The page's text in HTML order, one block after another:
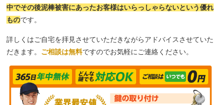
中でその後泥棒被害にあったお客様はいらっしゃらないという優れ
ものです。
詳しくはご自宅を拝見させていただきながらアドバイスさせていた
だきます。 ご相談は無料ですのでお気軽にご連絡ください。